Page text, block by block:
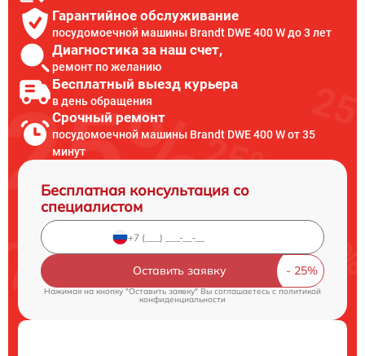
Гарантийное обслуживание
посудомоечной машины Brandt DWE 400 W до 3 лет
Диагностика за наш счет,
ремонт по желанию
Бесплатный выезд курьера
в день обращения
Срочный ремонт
посудомоечной машины Brandt DWE 400 W от 35
минут
Бесплатная консультация со
специалистом
Оставить заявку
Нажимая на кнопку "Оставить заявку" Вы соглашаетесь cполитикой
конфиденциальности